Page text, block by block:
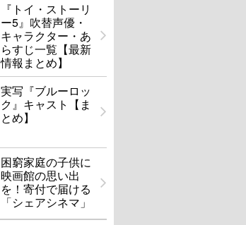
『トイ・ストーリ
ー5』吹替声優・
キャラクター・あ
らすじ一覧【最新
情報まとめ】
実写『ブルーロッ
ク』キャスト【ま
とめ】
困窮家庭の子供に
映画館の思い出
を！寄付で届ける
「シェアシネマ」